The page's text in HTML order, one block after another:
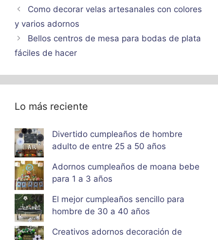
Como decorar velas artesanales con colores
y varios adornos
Bellos centros de mesa para bodas de plata
fáciles de hacer
Lo más reciente
Divertido cumpleaños de hombre
adulto de entre 25 a 50 años
Adornos cumpleaños de moana bebe
para 1 a 3 años
El mejor cumpleaños sencillo para
hombre de 30 a 40 años
Creativos adornos decoración de